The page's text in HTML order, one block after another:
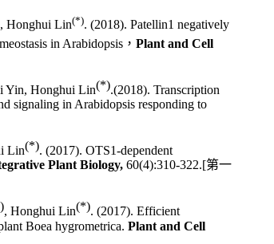
Honghui Lin(*). (2018). Patellin1 negatively
in Arabidopsis ， Plant and Cell
Yin, Honghui Lin(*).(2018). Transcription
signaling in Arabidopsis responding to
Lin(*). (2017). OTS1-dependent
Plant Biology, 60(4):310-322.[第一
, Honghui Lin(*). (2017). Efficient
Boea hygrometrica. Plant and Cell